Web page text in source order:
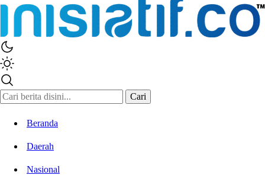
Inisiatif.co
Stay Connected Stay Informed
Cari
Beranda
Daerah
Nasional